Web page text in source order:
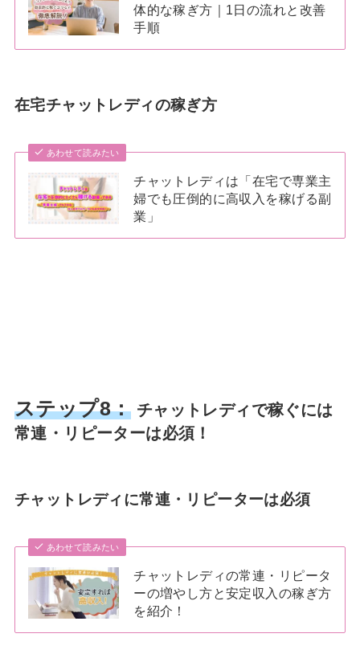
体的な稼ぎ方｜1日の流れと改善
手順
在宅チャットレディの稼ぎ方
あわせて読みたい
チャットレディは「在宅で専業主
婦でも圧倒的に高収入を稼げる副
業」
ステップ8： チャットレディで稼ぐには
常連・リピーターは必須！
チャットレディに常連・リピーターは必須
あわせて読みたい
チャットレディの常連・リピータ
ーの増やし方と安定収入の稼ぎ方
を紹介！